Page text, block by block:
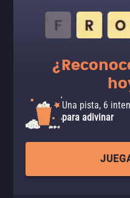
Una pista, 6
para adivinar